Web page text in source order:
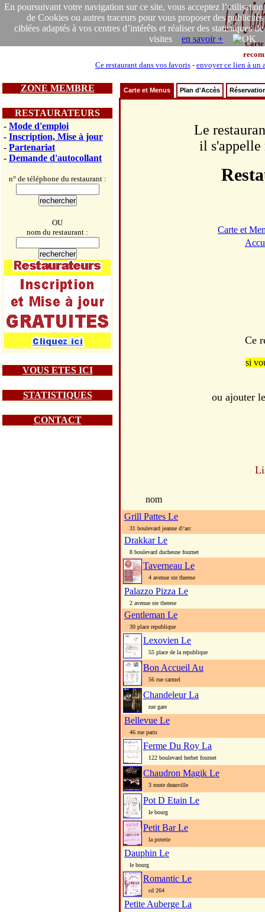
En poursuivant votre navigation sur ce site, vous acceptez l’utilisation
de Cookies ou autres traceurs pour vous proposer des publicités
ciblées adaptés à vos centres d’intérêts et réaliser des statistiques de
visites en savoir +
Carte
Ce restaurant dans vos favoris- envoyer ce lien à un
ZONE MEMBRE
RESTAURATEURS
- Mode d'emploi
- Inscription, Mise à jour
- Partenariat
- Demande d'autocollant
n° de téléphone du restaurant :
OU
nom du restaurant :
VOUS ETES ICI
STATISTIQUES
CONTACT
Carte et Menus Plan d'Accès
Le
il
Carte et
Ce
si
ou ajouter
nom
Grill Pattes Le
31 boulevard jeanne d\'arc
Drakkar Le
8 boulevard duchesne fournet
Taverneau Le
4 avenue ste therese
Palazzo Pizza Le
2 avenue ste therese
Gentleman Le
30 place republique
Lexovien Le
55 place de la republique
Bon Accueil Au
56 rue carmel
Chandeleur La
rue gare
Bellevue Le
46 rue paris
Ferme Du Roy La
122 boulevard herbet fournet
Chaudron Magik Le
3 route deauville
Pot D Etain Le
le bourg
Petit Bar Le
la poterie
Dauphin Le
le bourg
Romantic Le
cd 264
Petite Auberge La